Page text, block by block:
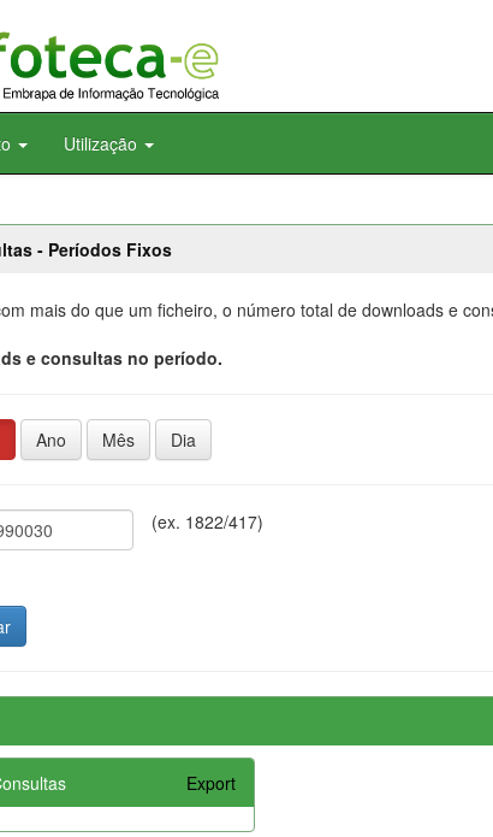
Utilização
- Períodos Fixos
mais do que um ficheiro, o número total de downloads e
e consultas no período.
Ano Mês Dia
(ex. 1822/417)
Export